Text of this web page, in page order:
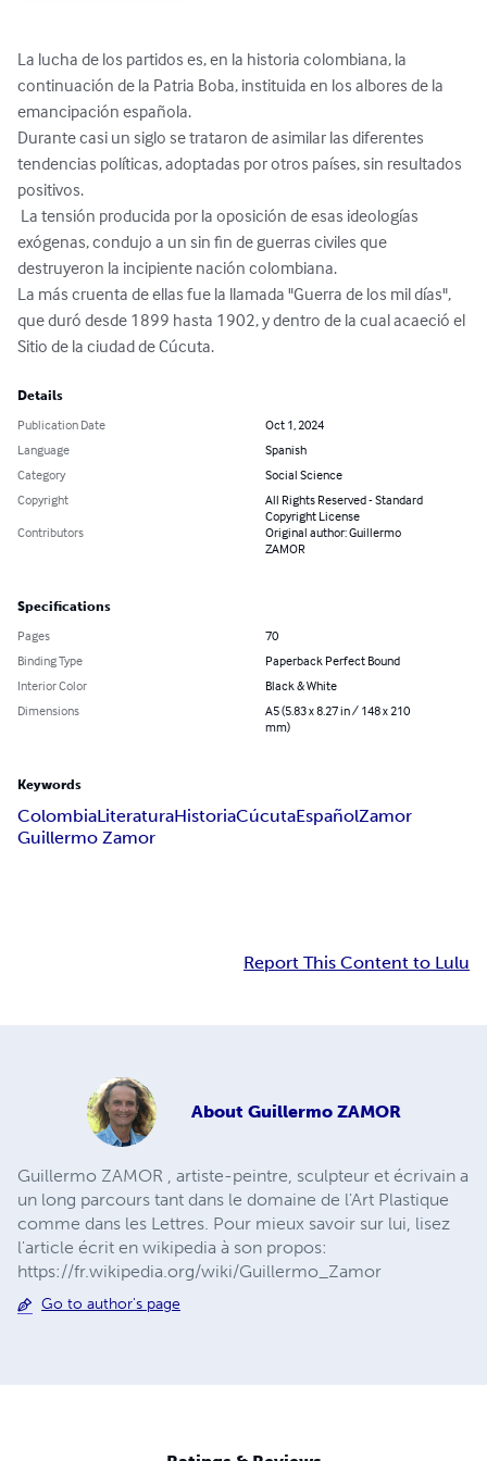
La lucha de los partidos es, en la historia colombiana, la
continuación de la Patria Boba, instituida en los albores de la
emancipación española.
Durante casi un siglo se trataron de asimilar las diferentes
tendencias políticas, adoptadas por otros países, sin resultados
positivos.
exógenas, condujo a un sin fin de guerras civiles que
destruyeron la incipiente nación colombiana.
La más cruenta de ellas fue la llamada "Guerra de los mil días",
que duró desde 1899 hasta 1902, y dentro de la cual acaeció el
Sitio de la ciudad de Cúcuta.
Details
Publication Date
Oct 1, 2024
Language
Spanish
Category
Social Science
Copyright
All Rights Reserved - Standard
Copyright License
Contributors
Original author: Guillermo
ZAMOR
Specifications
Pages
70
Binding Type
Paperback Perfect Bound
Interior Color
Black & White
Dimensions
A5 (5.83 x 8.27 in / 148 x 210
mm)
Keywords
ColombiaLiteraturaHistoriaCúcutaEspañolZamor
Guillermo Zamor
Report This Content to Lulu
About Guillermo ZAMOR
Guillermo ZAMOR , artiste-peintre, sculpteur et écrivain a
un long parcours tant dans le domaine de l'Art Plastique
comme dans les Lettres. Pour mieux savoir sur lui, lisez
l'article écrit en wikipedia à son propos:
https://fr.wikipedia.org/wiki/Guillermo_Zamor
Go to author's page